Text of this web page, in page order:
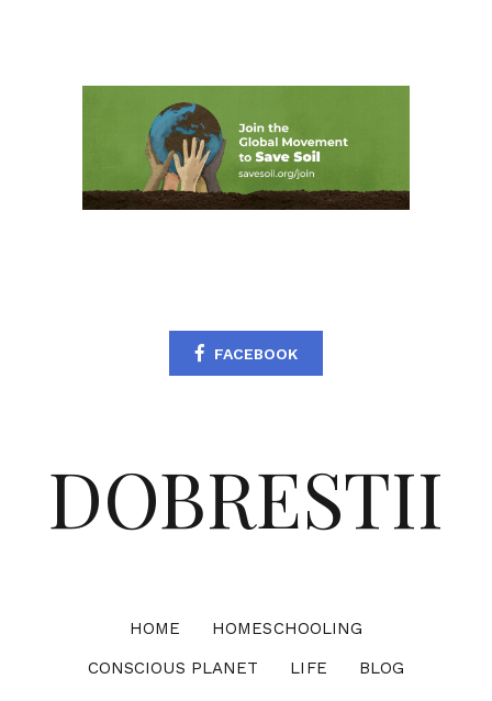
FACEBOOK
DOBRESTII
HOME
HOMESCHOOLING
CONSCIOUS PLANET
LIFE
BLOG